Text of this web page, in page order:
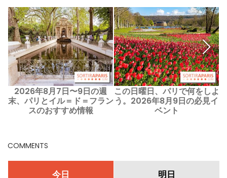
2026年8月7日〜9日の週
末、パリとイル＝ド＝フラン
スのおすすめ情報
この日曜日、パリで何をしよ
う。2026年8月9日の必見イ
ベント
COMMENTS
今日 明日